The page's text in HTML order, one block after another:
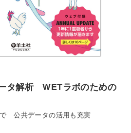
タ解析 WETラボのための
公共データの活用も充実